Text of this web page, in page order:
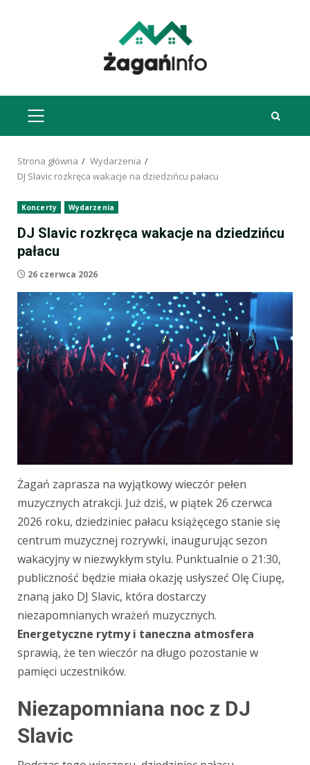
MENU
GŁÓWNE
Strona główna
Wydarzenia
DJ Slavic rozkręca wakacje na dziedzińcu pałacu
Koncerty Wydarzenia
DJ Slavic rozkręca wakacje na dziedzińcu
pałacu
26 czerwca 2026
Żagań zaprasza na wyjątkowy wieczór pełen
muzycznych atrakcji. Już dziś, w piątek 26 czerwca
2026 roku, dziedziniec pałacu książęcego stanie się
centrum muzycznej rozrywki, inaugurując sezon
wakacyjny w niezwykłym stylu. Punktualnie o 21:30,
publiczność będzie miała okazję usłyszeć Olę Ciupę,
znaną jako DJ Slavic, która dostarczy
niezapomnianych wrażeń muzycznych.
Energetyczne rytmy i taneczna atmosfera
sprawią, że ten wieczór na długo pozostanie w
pamięci uczestników.
Niezapomniana noc z DJ
Slavic